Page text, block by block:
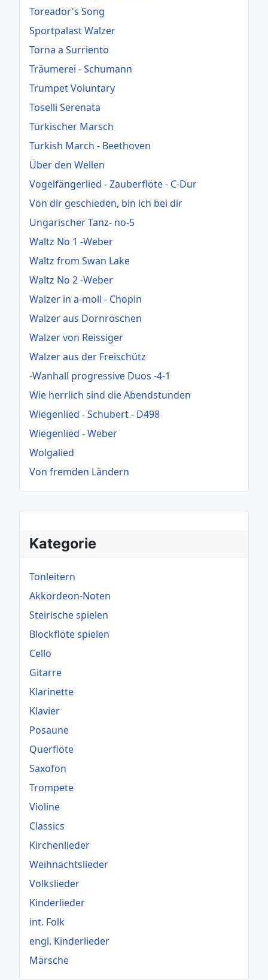
Kategorie
Tonleitern
Akkordeon-Noten
Steirische spielen
Blockflöte spielen
Cello
Gitarre
Klarinette
Klavier
Posaune
Querflöte
Saxofon
Trompete
Violine
Classics
Kirchenlieder
Weihnachtslieder
Volkslieder
Kinderlieder
int. Folk
engl. Kinderlieder
Märsche
Toreador's Song
Sportpalast Walzer
Torna a Surriento
Träumerei - Schumann
Trumpet Voluntary
Toselli Serenata
Türkischer Marsch
Turkish March - Beethoven
Über den Wellen
Vogelfängerlied - Zauberflöte - C-Dur
Von dir geschieden, bin ich bei dir
Ungarischer Tanz- no-5
Waltz No 1 -Weber
Waltz from Swan Lake
Waltz No 2 -Weber
Walzer in a-moll - Chopin
Walzer aus Dornröschen
Walzer von Reissiger
Walzer aus der Freischütz
-Wanhall progressive Duos -4-1
Wie herrlich sind die Abendstunden
Wiegenlied - Schubert - D498
Wiegenlied - Weber
Wolgalied
Von fremden Ländern